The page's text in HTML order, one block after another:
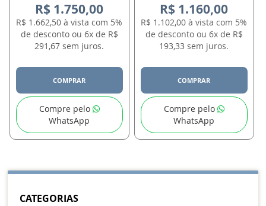
R$ 1.750,00
R$ 1.662,50 à vista com 5%
de desconto ou 6x de R$
291,67 sem juros.
COMPRAR
Compre pelo
WhatsApp
R$ 1.160,00
R$ 1.102,00 à vista com 5%
de desconto ou 6x de R$
193,33 sem juros.
COMPRAR
Compre pelo
WhatsApp
CATEGORIAS